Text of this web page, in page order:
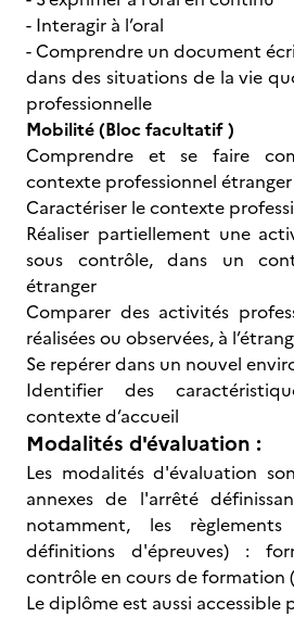
- Interagir à l’oral
- Comprendre un document
dans des situations de la vie
professionnelle
Mobilité (Bloc facultatif )
Comprendre et se faire
contexte professionnel étranger
Caractériser le contexte
Réaliser partiellement une
sous contrôle, dans un
étranger
Comparer des activités
réalisées ou observées, à
Se repérer dans un nouvel
Identifier des
contexte d’accueil
Modalités d'évaluation :
Les modalités d'évaluation
annexes de l'arrêté
notamment, les
définitions d'épreuves) :
contrôle en cours de formation
Le diplôme est aussi accessible